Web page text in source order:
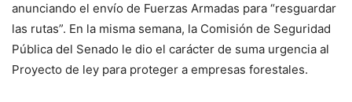
anunciando el envío de Fuerzas Armadas para “resguardar
las rutas”. En la misma semana, la Comisión de Seguridad
Pública del Senado le dio el carácter de suma urgencia al
Proyecto de ley para proteger a empresas forestales.